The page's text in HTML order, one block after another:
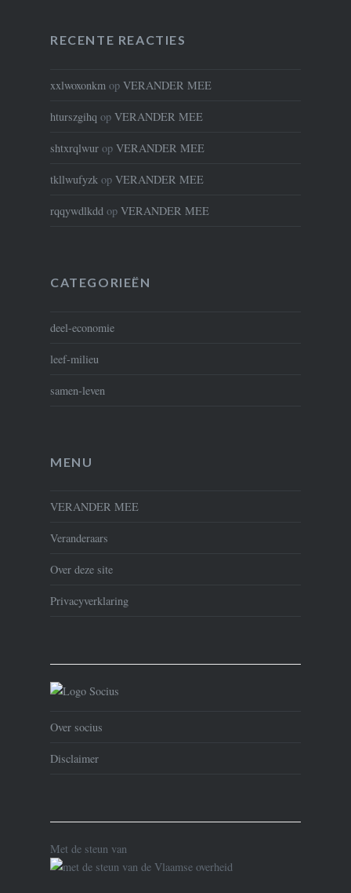
RECENTE REACTIES
xxlwoxonkm op VERANDER MEE
hturszgihq op VERANDER MEE
shtxrqlwurop VERANDER MEE
tkllwufyzkop VERANDER MEE
rqqywdlkdd op VERANDER MEE
CATEGORIEËN
deel-economie
leef-milieu
samen-leven
MENU
VERANDER MEE
Veranderaars
Over deze site
Privacyverklaring
Over socius
Disclaimer
Met de steun van